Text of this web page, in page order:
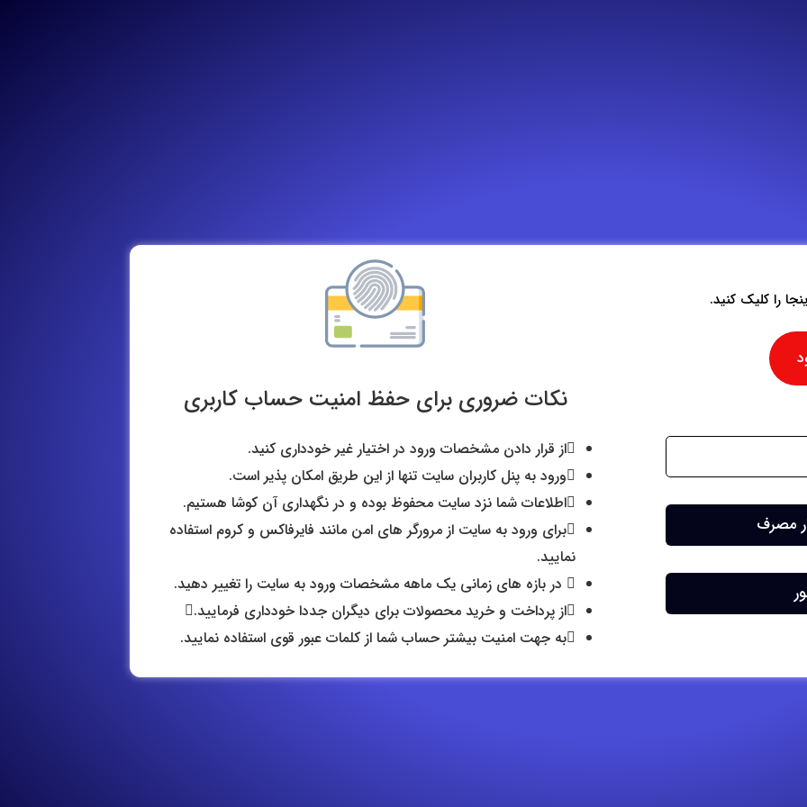
را کلیک کنید.
مصرف
نکات ضروری برای حفظ امنیت حساب کاربری
از قرار دادن مشخصات ورود در اختیار غیر خودداری کنید.
ورود به پنل کاربران سایت تنها از این طریق امکان پذیر است.
اطلاعات شما نزد سایت محفوظ بوده و در نگهداری آن کوشا هستیم.
برای ورود به سایت از مرورگر های امن مانند فایرفاکس و کروم استفاده
نمایید.
در بازه های زمانی یک ماهه مشخصات ورود به سایت را تغییر دهید.
از پرداخت و خرید محصولات برای دیگران جددا خودداری فرمایید.
به جهت امنیت بیشتر حساب شما از کلمات عبور قوی استفاده نمایید.